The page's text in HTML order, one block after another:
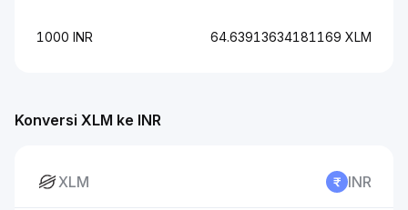
Konversi XLM ke INR
XLM INR
1000 INR 64.63913634181169 XLM